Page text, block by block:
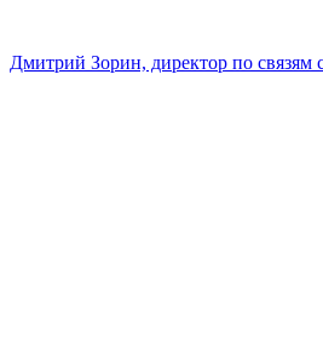
Дмитрий Зорин, директор по связям